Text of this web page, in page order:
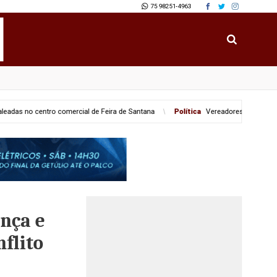
75 98251-4963
comercial de Feira de Santana Política Vereadores são flagrados em
e